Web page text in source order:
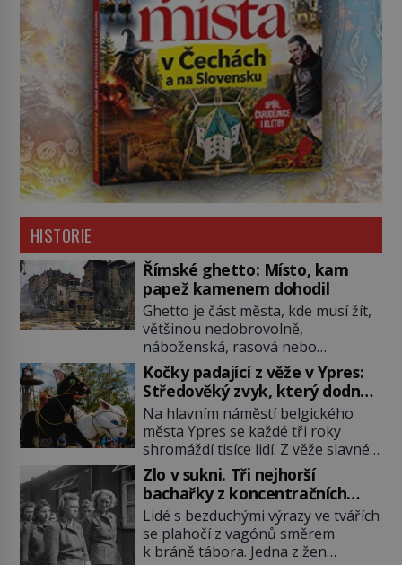
HISTORIE
Římské ghetto: Místo, kam
papež kamenem dohodil
Ghetto je část města, kde musí žít,
většinou nedobrovolně,
náboženská, rasová nebo
národnostní menšina obyvatel.
Bohaté historické zkušenosti mají s
takovým životem Židé. Už od
středověku jsou totiž v každou
chvíli nuceni v nějakém žít. Mezi ty
nejslavnější patří i římské ghetto
založené v roce 1555. Pokud jde o
vztah k Židům, nemá se Řím čím
chlubit. […]
Kočky padající z věže v Ypres:
Středověký zvyk, který dodnes
budí rozpaky
Na hlavním náměstí belgického
města Ypres se každé tři roky
shromáždí tisíce lidí. Z věže slavné
tržnice létají do davu kočky, diváci
jásají a snaží se je chytit. Naštěstí
už nejde o živá zvířata, ale jenom o
plyšové suvenýry. Kdysi to ale bylo
jinak. Tato veselá podívaná
připomíná jeden z nejpodivnějších
Zlo v sukni. Tři nejhorší
bachařky z koncentračních
táborů
Lidé s bezduchými výrazy ve tvářích
se plahočí z vagónů směrem
k bráně tábora. Jedna z žen